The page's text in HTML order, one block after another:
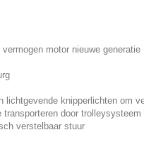
motor nieuwe generatie
knipperlichten om
door trolleysysteem
verstelbaar stuur